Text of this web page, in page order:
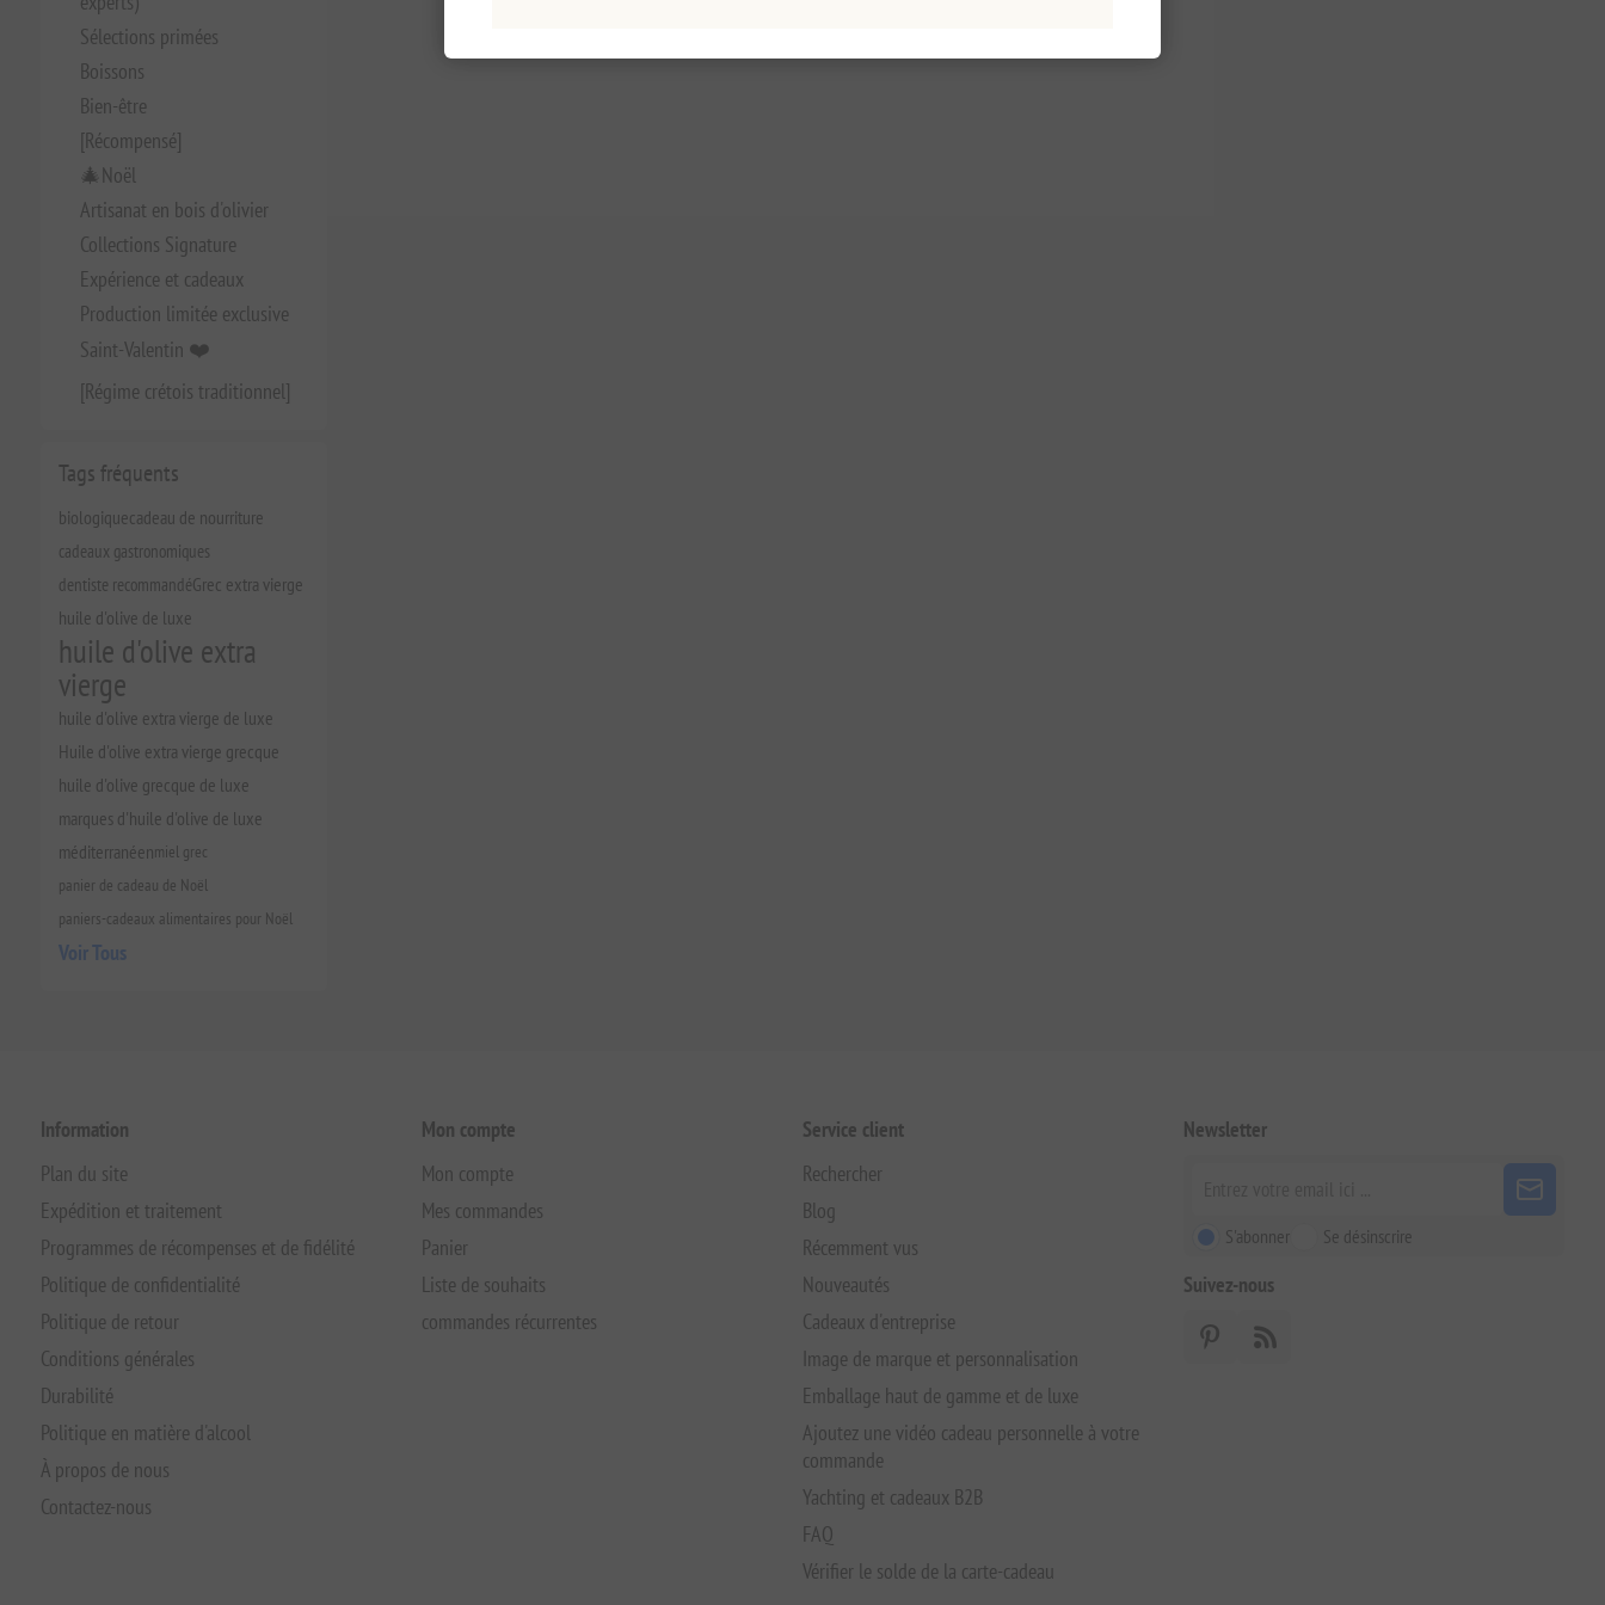
Sélections primées
Boissons
Bien-être
[Récompensé]
🎄Noël
Artisanat en bois d'olivier
Collections Signature
Expérience et cadeaux
Production limitée exclusive
Saint-Valentin ❤️
[Régime crétois traditionnel]
Tags fréquents
biologiquecadeau de nourriture
cadeaux gastronomiques
dentiste recommandéGrec extra vierge
huile d'olive de luxe
huile d'olive extra
vierge
huile d'olive extra vierge de luxe
Huile d'olive extra vierge grecque
huile d'olive grecque de luxe
marques d'huile d'olive de luxe
méditerranéenmiel grec
panier de cadeau de Noël
paniers-cadeaux alimentaires pour Noël
Voir Tous
Information
Plan du site
Expédition et traitement
Programmes de récompenses et de fidélité
Politique de confidentialité
Politique de retour
Conditions générales
Durabilité
Politique en matière d'alcool
À propos de nous
Contactez-nous
Mon compte
Mon compte
Mes commandes
Panier
Liste de souhaits
commandes récurrentes
Service client
Rechercher
Blog
Récemment vus
Nouveautés
Cadeaux d'entreprise
Image de marque et personnalisation
Emballage haut de gamme et de luxe
Ajoutez une vidéo cadeau personnelle à votre
commande
Yachting et cadeaux B2B
FAQ
Vérifier le solde de la carte-cadeau
Newsletter
S'abonner Se désinscrire
Suivez-nous